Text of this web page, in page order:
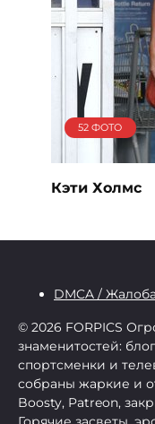
52 ФОТО
Кэти Холмс
DMCA / Жалоба
© 2026 FORPICS
знаменитостей:
спортсменки и
собраны жаркие и
Boosty, Patreon,